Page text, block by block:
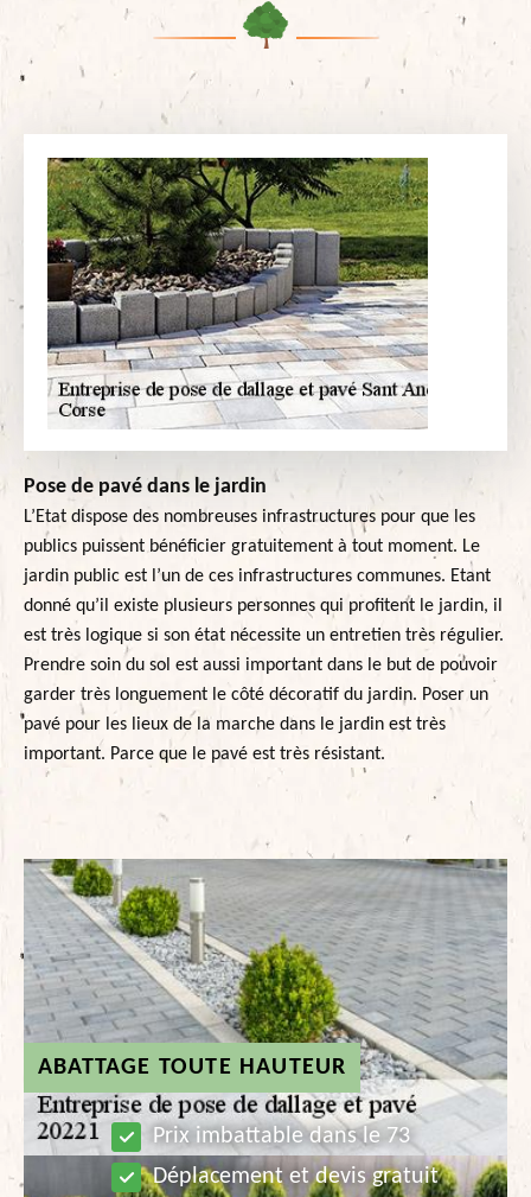
ABATTAGE TOUTE HAUTEUR
Prix imbattable dans le 73
Déplacement et devis gratuit
Pose de pavé dans le jardin
L’Etat dispose des nombreuses infrastructures pour que les
publics puissent bénéficier gratuitement à tout moment. Le
jardin public est l’un de ces infrastructures communes. Etant
donné qu’il existe plusieurs personnes qui profitent le jardin, il
est très logique si son état nécessite un entretien très régulier.
Prendre soin du sol est aussi important dans le but de pouvoir
garder très longuement le côté décoratif du jardin. Poser un
pavé pour les lieux de la marche dans le jardin est très
important. Parce que le pavé est très résistant.